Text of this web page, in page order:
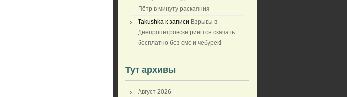
Пётр в минуту раскаяния
Takushka к записи Взрывы в
Днепропетровске рингтон скачать
бесплатно без смс и чебурек!
Тут архивы
Август 2026